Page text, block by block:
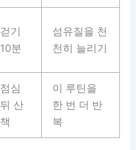
걷기
10분
섬유질을 천
천히 늘리기
점심
뒤 산
책
이 루틴을
한 번 더 반
복